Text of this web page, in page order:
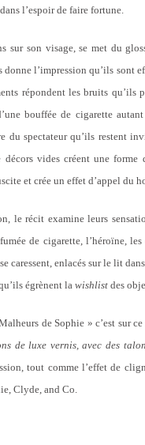
l’espoir de faire fortune.
sur son visage, se met du
donne l’impression qu’ils
répondent les bruits qu’ils
bouffée de cigarette
du spectateur qu’ils restent
vides créent une
et crée un effet d’appel du
le récit examine leurs
de cigarette, l’héroïne,
caressent, enlacés sur le lit
égrènent la wishlist des
de Sophie » c’est sur
de luxe vernis, avec des
tout comme l’effet de
Clyde, and Co.